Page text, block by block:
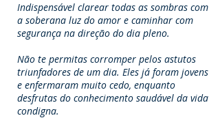
Indispensável clarear todas as sombras com
a soberana luz do amor e caminhar com
segurança na direção do dia pleno.
Não te permitas corromper pelos astutos
triunfadores de um dia. Eles já foram jovens
e enfermaram muito cedo, enquanto
desfrutas do conhecimento saudável da vida
condigna.